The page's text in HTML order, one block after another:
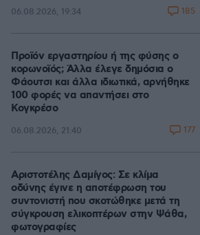
06.08.2026, 19:34 185
Προϊόν εργαστηρίου ή της φύσης ο
κορωνοϊός; Άλλα έλεγε δημόσια ο
Φάουτσι και άλλα ιδιωτικά, αρνήθηκε
100 φορές να απαντήσει στο
Κογκρέσο
06.08.2026, 21:40 177
Αριστοτέλης Δαμίγος: Σε κλίμα
οδύνης έγινε η αποτέφρωση του
συντονιστή που σκοτώθηκε μετά τη
σύγκρουση ελικοπτέρων στην Ψάθα,
φωτογραφίες